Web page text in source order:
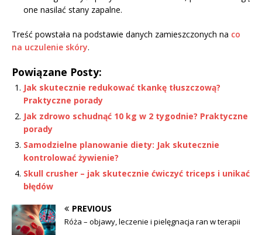
one nasilać stany zapalne.
Treść powstała na podstawie danych zamieszczonych na co
na uczulenie skóry.
Powiązane Posty:
Jak skutecznie redukować tkankę tłuszczową?
Praktyczne porady
Jak zdrowo schudnąć 10 kg w 2 tygodnie? Praktyczne
porady
Samodzielne planowanie diety: Jak skutecznie
kontrolować żywienie?
Skull crusher – jak skutecznie ćwiczyć triceps i unikać
błędów
PREVIOUS
Róża – objawy, leczenie i pielęgnacja ran w terapii